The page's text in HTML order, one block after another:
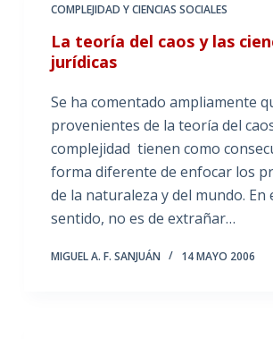
COMPLEJIDAD Y CIENCIAS SOCIALES
La teoría del caos y las
jurídicas
Se ha comentado ampliamente
provenientes de la teoría del
complejidad tienen como
forma diferente de enfocar los
de la naturaleza y del mundo. En
sentido, no es de extrañar…
MIGUEL A. F. SANJUÁN 14 MAYO 2006